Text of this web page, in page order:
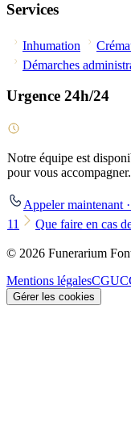
Services
Inhumation
Démarches
Urgence 24h/24
Notre équipe est
pour vous accompagner.
Appeler maintenant
11
Que faire en cas
© 2026 Funerarium
Mentions légalesCGU
Gérer les cookies